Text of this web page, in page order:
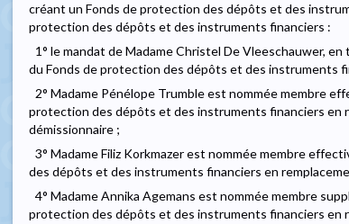
créant un Fonds de protection des dépôts et des
protection des dépôts et des instruments financiers :
1° le mandat de Madame Christel De Vleeschauwer,
du Fonds de protection des dépôts et des instruments
2° Madame Pénélope Trumble est nommée membre
protection des dépôts et des instruments financiers en
démissionnaire ;
3° Madame Filiz Korkmazer est nommée membre
des dépôts et des instruments financiers en
4° Madame Annika Agemans est nommée membre
protection des dépôts et des instruments financiers en